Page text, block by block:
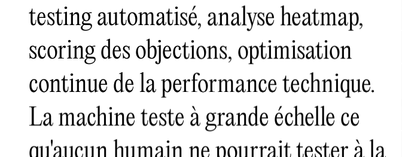
testing automatisé, analyse heatmap,
scoring des objections, optimisation
continue de la performance technique.
La machine teste à grande échelle ce